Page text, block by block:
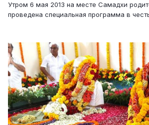
Утром 6 мая 2013 на месте Самадхи
проведена специальная программа в